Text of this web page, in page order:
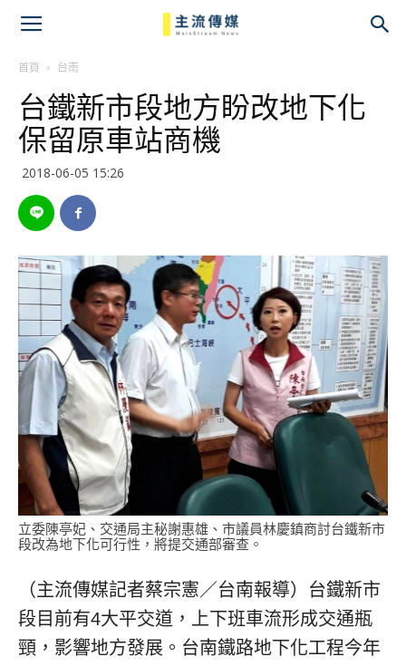
首頁 台南
台鐵新市段地方盼改地下化
保留原車站商機
2018-06-05 15:26
立委陳亭妃、交通局主秘謝惠雄、市議員林慶鎮商討台鐵新市
段改為地下化可行性，將提交通部審查。
（主流傳媒記者蔡宗憲／台南報導）台鐵新市
段目前有4大平交道，上下班車流形成交通瓶
頸，影響地方發展。台南鐵路地下化工程今年